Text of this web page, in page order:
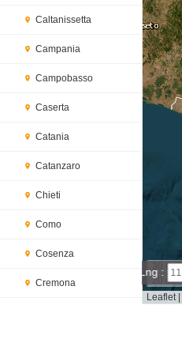
Caltanissetta
Campania
Campobasso
Caserta
Catania
Catanzaro
Chieti
Como
Cosenza
Cremona
30 km
20 mi
Leaflet
Lng :